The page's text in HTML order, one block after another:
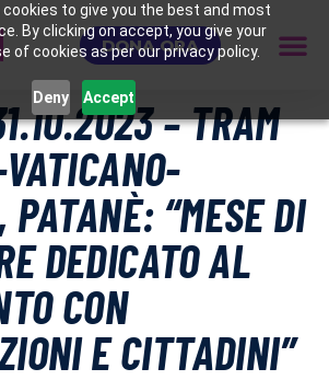
to give you the best and most
By clicking on accept, you give your
of cookies as per our privacy policy.
Deny Accept
DONA ORA
– TRAM
PATANÈ: “MESE DI
DEDICATO AL
CON
E CITTADINI”